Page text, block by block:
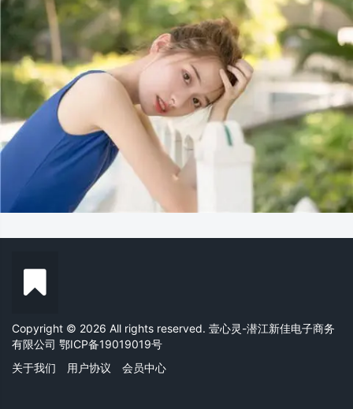
Copyright © 2026 All rights reserved. 壹心灵-潜江新佳电子商务
有限公司 鄂ICP备19019019号
关于我们
用户协议 会员中心